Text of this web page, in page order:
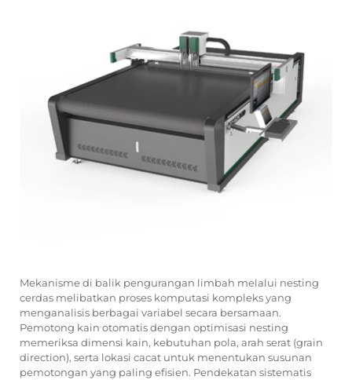
Mekanisme di balik pengurangan limbah melalui nesting
cerdas melibatkan proses komputasi kompleks yang
menganalisis berbagai variabel secara bersamaan.
Pemotong kain otomatis dengan optimisasi nesting
memeriksa dimensi kain, kebutuhan pola, arah serat (grain
direction), serta lokasi cacat untuk menentukan susunan
pemotongan yang paling efisien. Pendekatan sistematis